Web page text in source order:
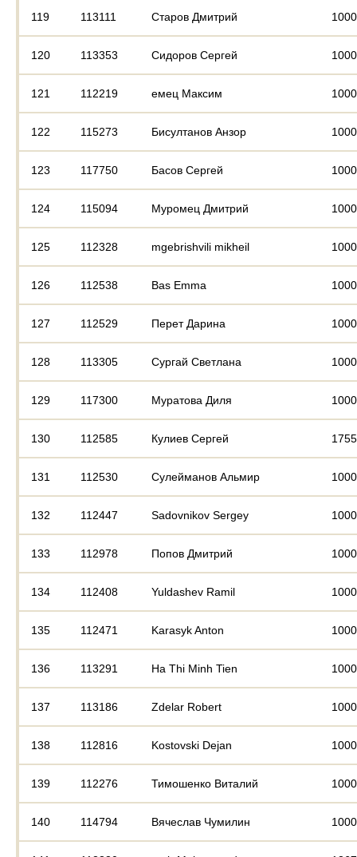
119 113111 Старов Дмитрий
120 113353 Сидоров Сергей
121 112219 емец Максим
122 115273 Бисултанов Анзор
123 117750 Басов Сергей
124 115094 Муромец Дмитрий
125 112328 mgebrishvili mikheil
126 112538 Bas Emma
127 112529 Перет Дарина
128 113305 Сургай Светлана
129 117300 Муратова Диля
130 112585 Кулиев Сергей
131 112530 Сулейманов Альмир
132 112447 Sadovnikov Sergey
133 112978 Попов Дмитрий
134 112408 Yuldashev Ramil
135 112471 Karasyk Anton
136 113291 Ha Thi Minh Tien
137 113186 Zdelar Robert
138 112816 Kostovski Dejan
139 112276 Тимошенко Виталий
140 114794 Вячеслав Чумилин